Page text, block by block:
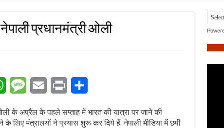
प्रधानमंत्री ओली
WhatsAppMessageEmail Print
के अप्रैल के पहले सप्ताह में भारत की यात्रा पर जाने की
लिए मंत्रालयों ने प्रयास शुरू कर दिये हैं. नेपाली मीडिया में छपी